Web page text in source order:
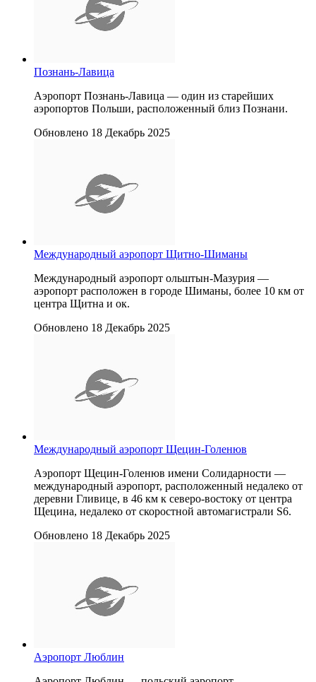
Познань-Лавица
Аэропорт Познань-Лавица — один из старейших
аэропортов Польши, расположенный близ Познани.
Обновлено 18 Декабрь 2025
Международный аэропорт Щитно-Шиманы
Международный аэропорт ольштын-Мазурия —
aэропорт расположен в городе Шиманы, более 10 км от
центра Щитна и ок.
Обновлено 18 Декабрь 2025
Международный аэропорт Щецин-Голенюв
Аэропорт Щецин-Голенюв имени Солидарности —
международный аэропорт, расположенный недалеко от
деревни Гливице, в 46 км к северо-востоку от центра
Щецина, недалеко от скоростной автомагистрали S6.
Обновлено 18 Декабрь 2025
Аэропорт Люблин